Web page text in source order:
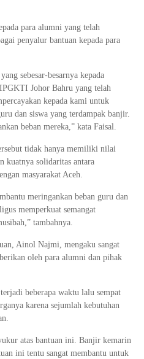
para alumni yang telah
penyalur bantuan kepada para
sebesar-besarnya kepada
Johor Bahru yang telah
kepada kami untuk
dan siswa yang terdampak banjir.
beban mereka,” kata Faisal.
tidak hanya memiliki nilai
kuatnya solidaritas antara
masyarakat Aceh.
meringankan beban guru dan
memperkuat semangat
tambahnya.
Ainol Najmi, mengaku sangat
oleh para alumni dan pihak
beberapa waktu lalu sempat
karena sejumlah kebutuhan
atas bantuan ini. Banjir kemarin
ini tentu sangat membantu untuk